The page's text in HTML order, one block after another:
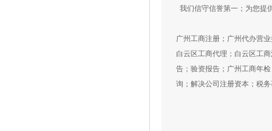
我们信守信誉第一；为您提
广州工商注册；广州代办营
白云区工商代理；白云区工
告；验资报告；广州工商年
询；解决公司注册资本；税